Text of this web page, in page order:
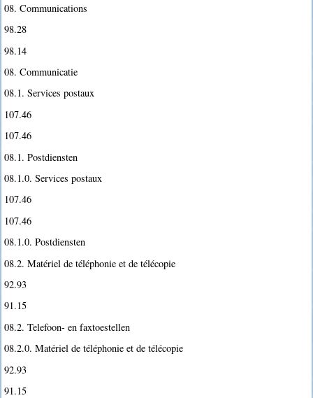
08. Communications
98.28
98.14
08. Communicatie
08.1. Services postaux
107.46
107.46
08.1. Postdiensten
08.1.0. Services postaux
107.46
107.46
08.1.0. Postdiensten
08.2. Matériel de téléphonie et de télécopie
92.93
91.15
08.2. Telefoon- en faxtoestellen
08.2.0. Matériel de téléphonie et de télécopie
92.93
91.15